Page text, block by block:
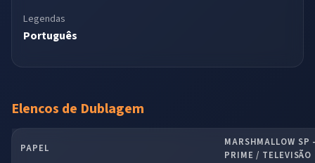
Legendas
Português
Elencos de Dublagem
PAPEL
MARSHMALLOW
PRIME / TELEVISÃO